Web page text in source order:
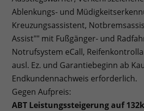
Ablenkungs- und
Kreuzungsassistent,
Assist"" mit Fußgänger- und
Notrufsystem eCall,
ausl. Ez. und Garantiebeginn ab
Endkundennachweis erforderlich.
Gegen Aufpreis:
ABT Leistungssteigerung auf